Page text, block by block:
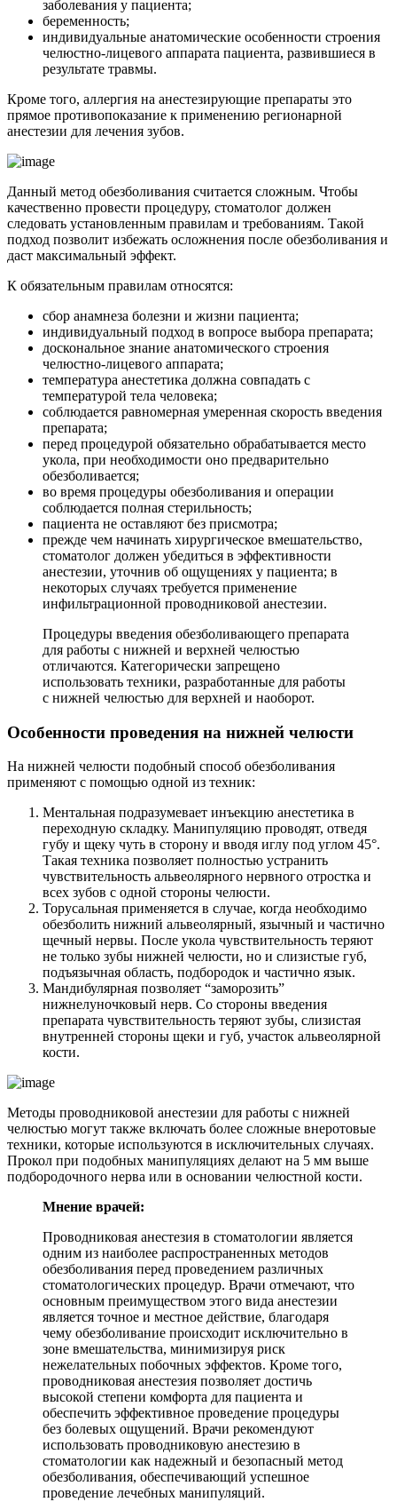
заболевания у пациента;
беременность;
индивидуальные анатомические особенности строения
челюстно-лицевого аппарата пациента, развившиеся в
результате травмы.
Кроме того, аллергия на анестезирующие препараты это
прямое противопоказание к применению регионарной
анестезии для лечения зубов.
Данный метод обезболивания считается сложным. Чтобы
качественно провести процедуру, стоматолог должен
следовать установленным правилам и требованиям. Такой
подход позволит избежать осложнения после обезболивания и
даст максимальный эффект.
К обязательным правилам относятся:
сбор анамнеза болезни и жизни пациента;
индивидуальный подход в вопросе выбора препарата;
доскональное знание анатомического строения
челюстно-лицевого аппарата;
температура анестетика должна совпадать с
температурой тела человека;
соблюдается равномерная умеренная скорость введения
препарата;
перед процедурой обязательно обрабатывается место
укола, при необходимости оно предварительно
обезболивается;
во время процедуры обезболивания и операции
соблюдается полная стерильность;
пациента не оставляют без присмотра;
прежде чем начинать хирургическое вмешательство,
стоматолог должен убедиться в эффективности
анестезии, уточнив об ощущениях у пациента; в
некоторых случаях требуется применение
инфильтрационной проводниковой анестезии.
Процедуры введения обезболивающего препарата
для работы с нижней и верхней челюстью
отличаются. Категорически запрещено
использовать техники, разработанные для работы
с нижней челюстью для верхней и наоборот.
Особенности проведения на нижней челюсти
На нижней челюсти подобный способ обезболивания
применяют с помощью одной из техник:
Ментальная подразумевает инъекцию анестетика в
переходную складку. Манипуляцию проводят, отведя
губу и щеку чуть в сторону и вводя иглу под углом 45°.
Такая техника позволяет полностью устранить
чувствительность альвеолярного нервного отростка и
всех зубов с одной стороны челюсти.
Торусальная применяется в случае, когда необходимо
обезболить нижний альвеолярный, язычный и частично
щечный нервы. После укола чувствительность теряют
не только зубы нижней челюсти, но и слизистые губ,
подъязычная область, подбородок и частично язык.
Мандибулярная позволяет “заморозить”
нижнелуночковый нерв. Со стороны введения
препарата чувствительность теряют зубы, слизистая
внутренней стороны щеки и губ, участок альвеолярной
кости.
Методы проводниковой анестезии для работы с нижней
челюстью могут также включать более сложные внеротовые
техники, которые используются в исключительных случаях.
Прокол при подобных манипуляциях делают на 5 мм выше
подбородочного нерва или в основании челюстной кости.
Мнение врачей:
Проводниковая анестезия в стоматологии является
одним из наиболее распространенных методов
обезболивания перед проведением различных
стоматологических процедур. Врачи отмечают, что
основным преимуществом этого вида анестезии
является точное и местное действие, благодаря
чему обезболивание происходит исключительно в
зоне вмешательства, минимизируя риск
нежелательных побочных эффектов. Кроме того,
проводниковая анестезия позволяет достичь
высокой степени комфорта для пациента и
обеспечить эффективное проведение процедуры
без болевых ощущений. Врачи рекомендуют
использовать проводниковую анестезию в
стоматологии как надежный и безопасный метод
обезболивания, обеспечивающий успешное
проведение лечебных манипуляций.